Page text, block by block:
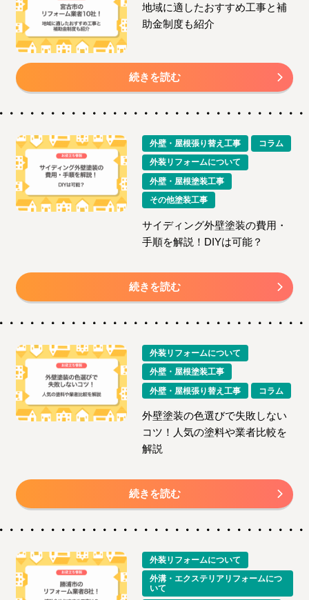
地域に適したおすすめ工事と補
助金制度も紹介
続きを読む
外壁・屋根張り替え工事
コラム
外装リフォームについて
外壁・屋根塗装工事
その他塗装工事
サイディング外壁塗装の費用・
手順を解説！DIYは可能？
続きを読む
外装リフォームについて
外壁・屋根塗装工事
外壁・屋根張り替え工事
コラム
外壁塗装の色選びで失敗しない
コツ！人気の塗料や業者比較を
解説
続きを読む
外装リフォームについて
外溝・エクステリアリフォームにつ
いて